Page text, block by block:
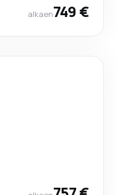
alkaen749 €